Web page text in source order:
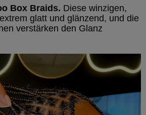
Box Braids. Diese winzigen,
glatt und glänzend, und die
verstärken den Glanz